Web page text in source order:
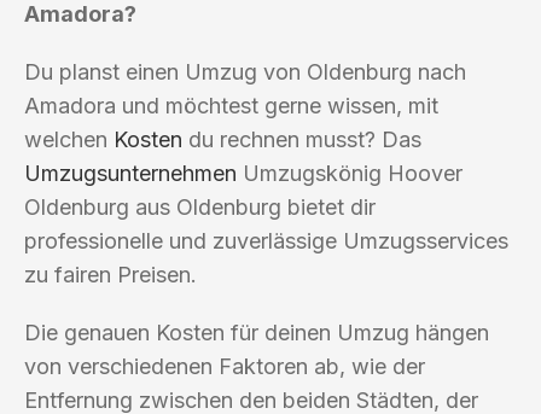
Amadora?
Du planst einen Umzug von Oldenburg nach
Amadora und möchtest gerne wissen, mit
welchen Kosten du rechnen musst? Das
Umzugsunternehmen Umzugskönig Hoover
Oldenburg aus Oldenburg bietet dir
professionelle und zuverlässige Umzugsservices
zu fairen Preisen.
Die genauen Kosten für deinen Umzug hängen
von verschiedenen Faktoren ab, wie der
Entfernung zwischen den beiden Städten, der